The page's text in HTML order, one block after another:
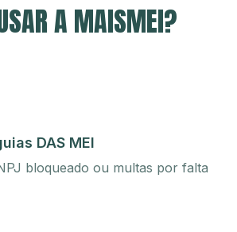
A MAISMEI?
DAS MEI
bloqueado ou multas por falta